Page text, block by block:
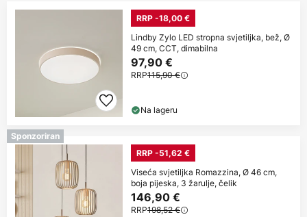
RRP -18,00 €
Lindby Zylo LED stropna svjetiljka, bež, Ø
49 cm, CCT, dimabilna
97,90 €
RRP115,90 €
Na lageru
Sponzoriran
RRP -51,62 €
Viseća svjetiljka Romazzina, Ø 46 cm,
boja pijeska, 3 žarulje, čelik
146,90 €
RRP198,52 €